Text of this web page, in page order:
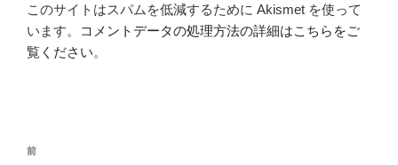
このサイトはスパムを低減するために Akismet を使って
います。
コメントデータの処理方法の詳細はこちらをご
覧ください。
投
前
前